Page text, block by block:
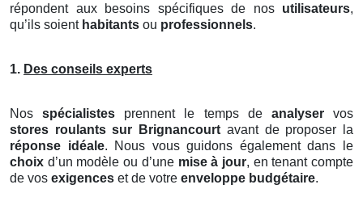
répondent aux besoins spécifiques de nos utilisateurs,
qu’ils soient habitants ou professionnels.
1. Des conseils experts
Nosspécialistes prennent le temps de analyservos
stores roulants sur Brignancourt avant de proposer la
réponse idéale. Nous vous guidons également dans le
choix d’un modèle ou d’une mise à jour, en tenant compte
de vos exigences et de votre enveloppe budgétaire.